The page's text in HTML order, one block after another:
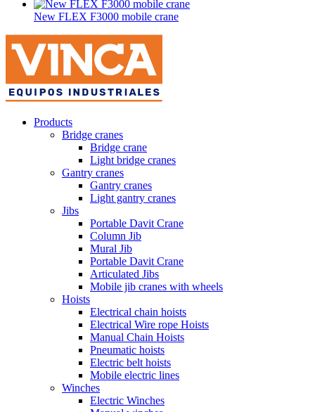
New FLEX F3000 mobile crane
Products
Bridge cranes
Bridge crane
Light bridge cranes
Gantry cranes
Gantry cranes
Light gantry cranes
Jibs
Portable Davit Crane
Column Jib
Mural Jib
Portable Davit Crane
Articulated Jibs
Mobile jib cranes with wheels
Hoists
Electrical chain hoists
Electrical Wire rope Hoists
Manual Chain Hoists
Pneumatic hoists
Electric belt hoists
Mobile electric lines
Winches
Electric Winches